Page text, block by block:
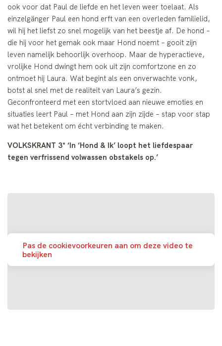
ook voor dat Paul de liefde en het leven weer toelaat. Als
einzelgänger Paul een hond erft van een overleden familielid,
wil hij het liefst zo snel mogelijk van het beestje af. De hond –
die hij voor het gemak ook maar Hond noemt – gooit zijn
leven namelijk behoorlijk overhoop. Maar de hyperactieve,
vrolijke Hond dwingt hem ook uit zijn comfortzone en zo
ontmoet hij Laura. Wat begint als een onverwachte vonk,
botst al snel met de realiteit van Laura’s gezin.
Geconfronteerd met een stortvloed aan nieuwe emoties en
situaties leert Paul – met Hond aan zijn zijde – stap voor stap
wat het betekent om écht verbinding te maken.
VOLKSKRANT 3* ‘In ‘Hond & Ik’ loopt het liefdespaar
tegen verfrissend volwassen obstakels op.’
Pas de cookievoorkeuren aan om deze video te
bekijken